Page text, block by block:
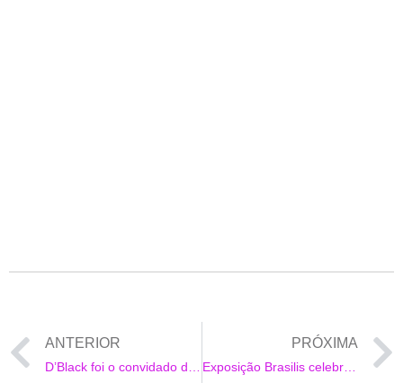
ANTERIOR PRÓXIMA
Exposição Brasilis celebra a arte brasileira e promove encontros entre cultura, moda e design no MGallery Santa Teresa